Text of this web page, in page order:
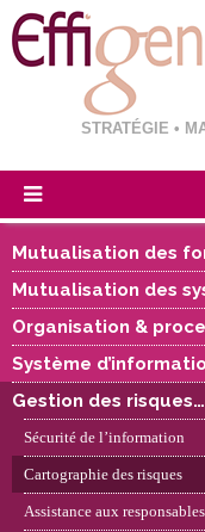
STRATÉGIE •
Mutualisation des
Mutualisation des
Organisation &
Système
Gestion des risques…
Sécurité de l’information
Cartographie des risques
Assistance aux